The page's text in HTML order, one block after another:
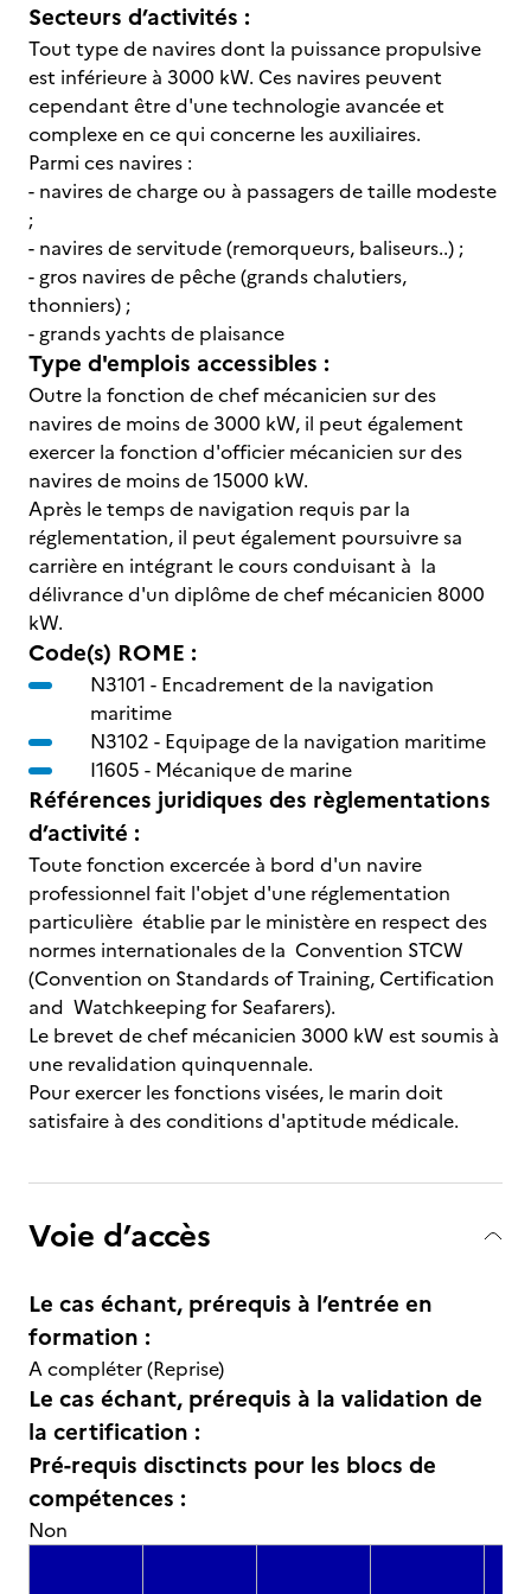
Secteurs d’activités :
Tout type de navires dont la puissance propulsive
est inférieure à 3000 kW. Ces navires peuvent
cependant être d'une technologie avancée et
complexe en ce qui concerne les auxiliaires.
Parmi ces navires :
- navires de charge ou à passagers de taille modeste
;
- navires de servitude (remorqueurs, baliseurs..) ;
- gros navires de pêche (grands chalutiers,
thonniers) ;
- grands yachts de plaisance
Type d'emplois accessibles :
Outre la fonction de chef mécanicien sur des
navires de moins de 3000 kW, il peut également
exercer la fonction d'officier mécanicien sur des
navires de moins de 15000 kW.
Après le temps de navigation requis par la
réglementation, il peut également poursuivre sa
carrière en intégrant le cours conduisant à la
délivrance d'un diplôme de chef mécanicien 8000
kW.
Code(s) ROME :
N3101 - Encadrement de la navigation
maritime
N3102 - Equipage de la navigation maritime
I1605 - Mécanique de marine
Références juridiques des règlementations
d’activité :
Toute fonction excercée à bord d'un navire
professionnel fait l'objet d'une réglementation
particulière établie par le ministère en respect des
normes internationales de la Convention STCW
(Convention on Standards of Training, Certification
and Watchkeeping for Seafarers).
Le brevet de chef mécanicien 3000 kW est soumis à
une revalidation quinquennale.
Pour exercer les fonctions visées, le marin doit
satisfaire à des conditions d'aptitude médicale.
Voie d’accès
Le cas échant, prérequis à l’entrée en
formation :
A compléter (Reprise)
Le cas échant, prérequis à la validation de
la certification :
Pré-requis disctincts pour les blocs de
compétences :
Non